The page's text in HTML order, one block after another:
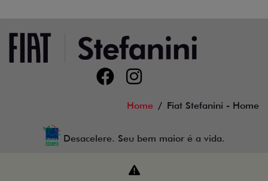
Home Fiat Stefanini - Home
Desacelere. Seu bem maior é a vida.